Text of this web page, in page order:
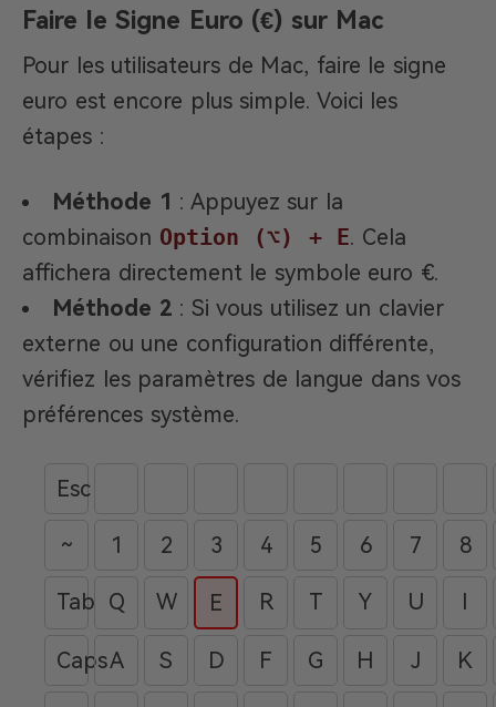
Faire le Signe Euro (€) sur Mac
Pour les utilisateurs de Mac, faire le signe
euro est encore plus simple. Voici les
étapes :
Méthode 1 : Appuyez sur la
combinaison Option (⌥) + E. Cela
affichera directement le symbole euro €.
Méthode 2 : Si vous utilisez un clavier
externe ou une configuration différente,
vérifiez les paramètres de langue dans vos
préférences système.
Esc
~ 1 2 3 4 5 6 7 8
Tab Q W E R T Y U I
CapsA S D F G H J K